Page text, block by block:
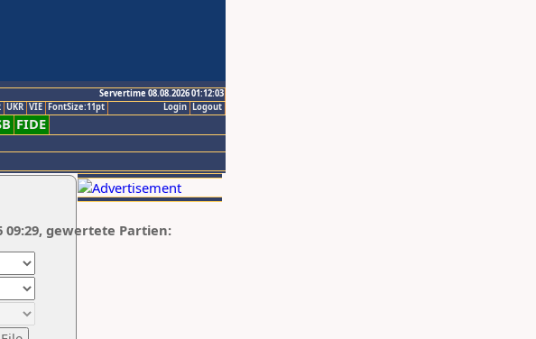
Servertime 08.08.2026 01:12:03
Logout
Login
UKR VIE FontSize:11pt
FIDE
09:29, gewertete Partien: